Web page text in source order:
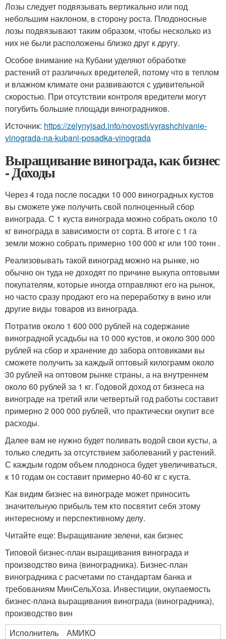
Лозы следует подвязывать вертикально или под
небольшим наклоном, в сторону роста. Плодоносные
лозы подвязывают таким образом, чтобы несколько из
них не были расположены близко друг к другу.
Особое внимание на Кубани уделяют обработке
растений от различных вредителей, потому что в теплом
и влажном климате они развиваются с удивительной
скоростью. При отсутствии контроля вредители могут
погубить большие площади виноградников.
Источник: https://zelynyjsad.info/novosti/vyrashchivanie-
vinograda-na-kubani-posadka-vinograda
Выращивание винограда, как бизнес
- Доходы
Через 4 года после посадки 10 000 виноградных кустов
вы сможете уже получить свой полноценный сбор
винограда. С 1 куста винограда можно собрать около 10
кг винограда в зависимости от сорта. В итоге с 1 га
земли можно собрать примерно 100 000 кг или 100 тонн .
Реализовывать такой виноград можно на рынке, но
обычно он туда не доходят по причине выкупа оптовыми
покупателям, которые иногда отправляют его на рынок,
но часто сразу продают его на переработку в вино или
другие виды товаров из винограда.
Потратив около 1 600 000 рублей на содержание
виноградной усадьбы на 10 000 кустов, и около 300 000
рублей на сбор и хранение до забора оптовиками вы
сможете получить за каждый оптовый килограмм около
30 рублей на оптовом рынке страны, а на внутреннем
около 60 рублей за 1 кг. Годовой доход от бизнеса на
винограде на третий или четвертый год работы составит
примерно 2 000 000 рублей, что практически окупит все
расходы.
Далее вам не нужно будет поливать водой свои кусты, а
только следить за отсутствием заболеваний у растений.
С каждым годом объем плодоноса будет увеличиваться,
к 10 годам он составит примерно 40-60 кг с куста.
Как видим бизнес на винограде может приносить
значительную прибыль тем кто посвятит себя этому
интересному и перспективному делу.
Читайте еще: Выращивание зелени, как бизнес
Типовой бизнес-план выращивания винограда и
производство вина (виноградника). Бизнес-план
виноградника с расчетами по стандартам банка и
требованиям МинСельХоза. Инвестиции, окупаемость
бизнес-плана выращивания винограда (виноградника),
производство вин
Исполнитель
АМИКО